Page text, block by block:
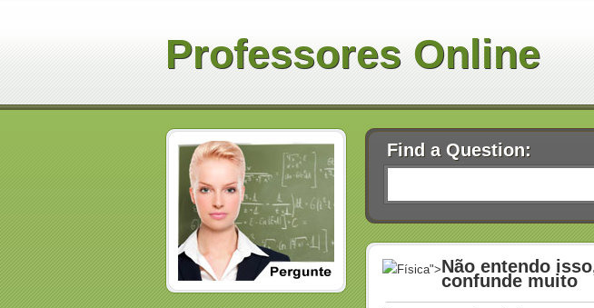
Professores Online
Find a Question:
Física">Não entendo
confunde muito